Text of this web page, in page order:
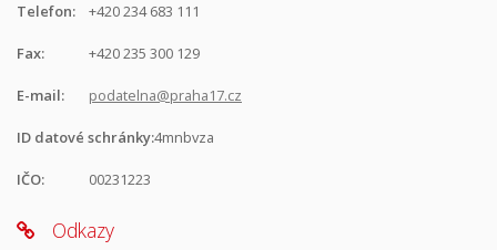
Telefon: +420 234 683 111
Fax: +420 235 300 129
E-mail: podatelna@praha17.cz
ID datové schránky:4mnbvza
IČO: 00231223
Odkazy